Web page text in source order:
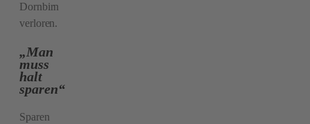
Dornbirn
verloren.
„Man
muss
halt
sparen“
Sparen